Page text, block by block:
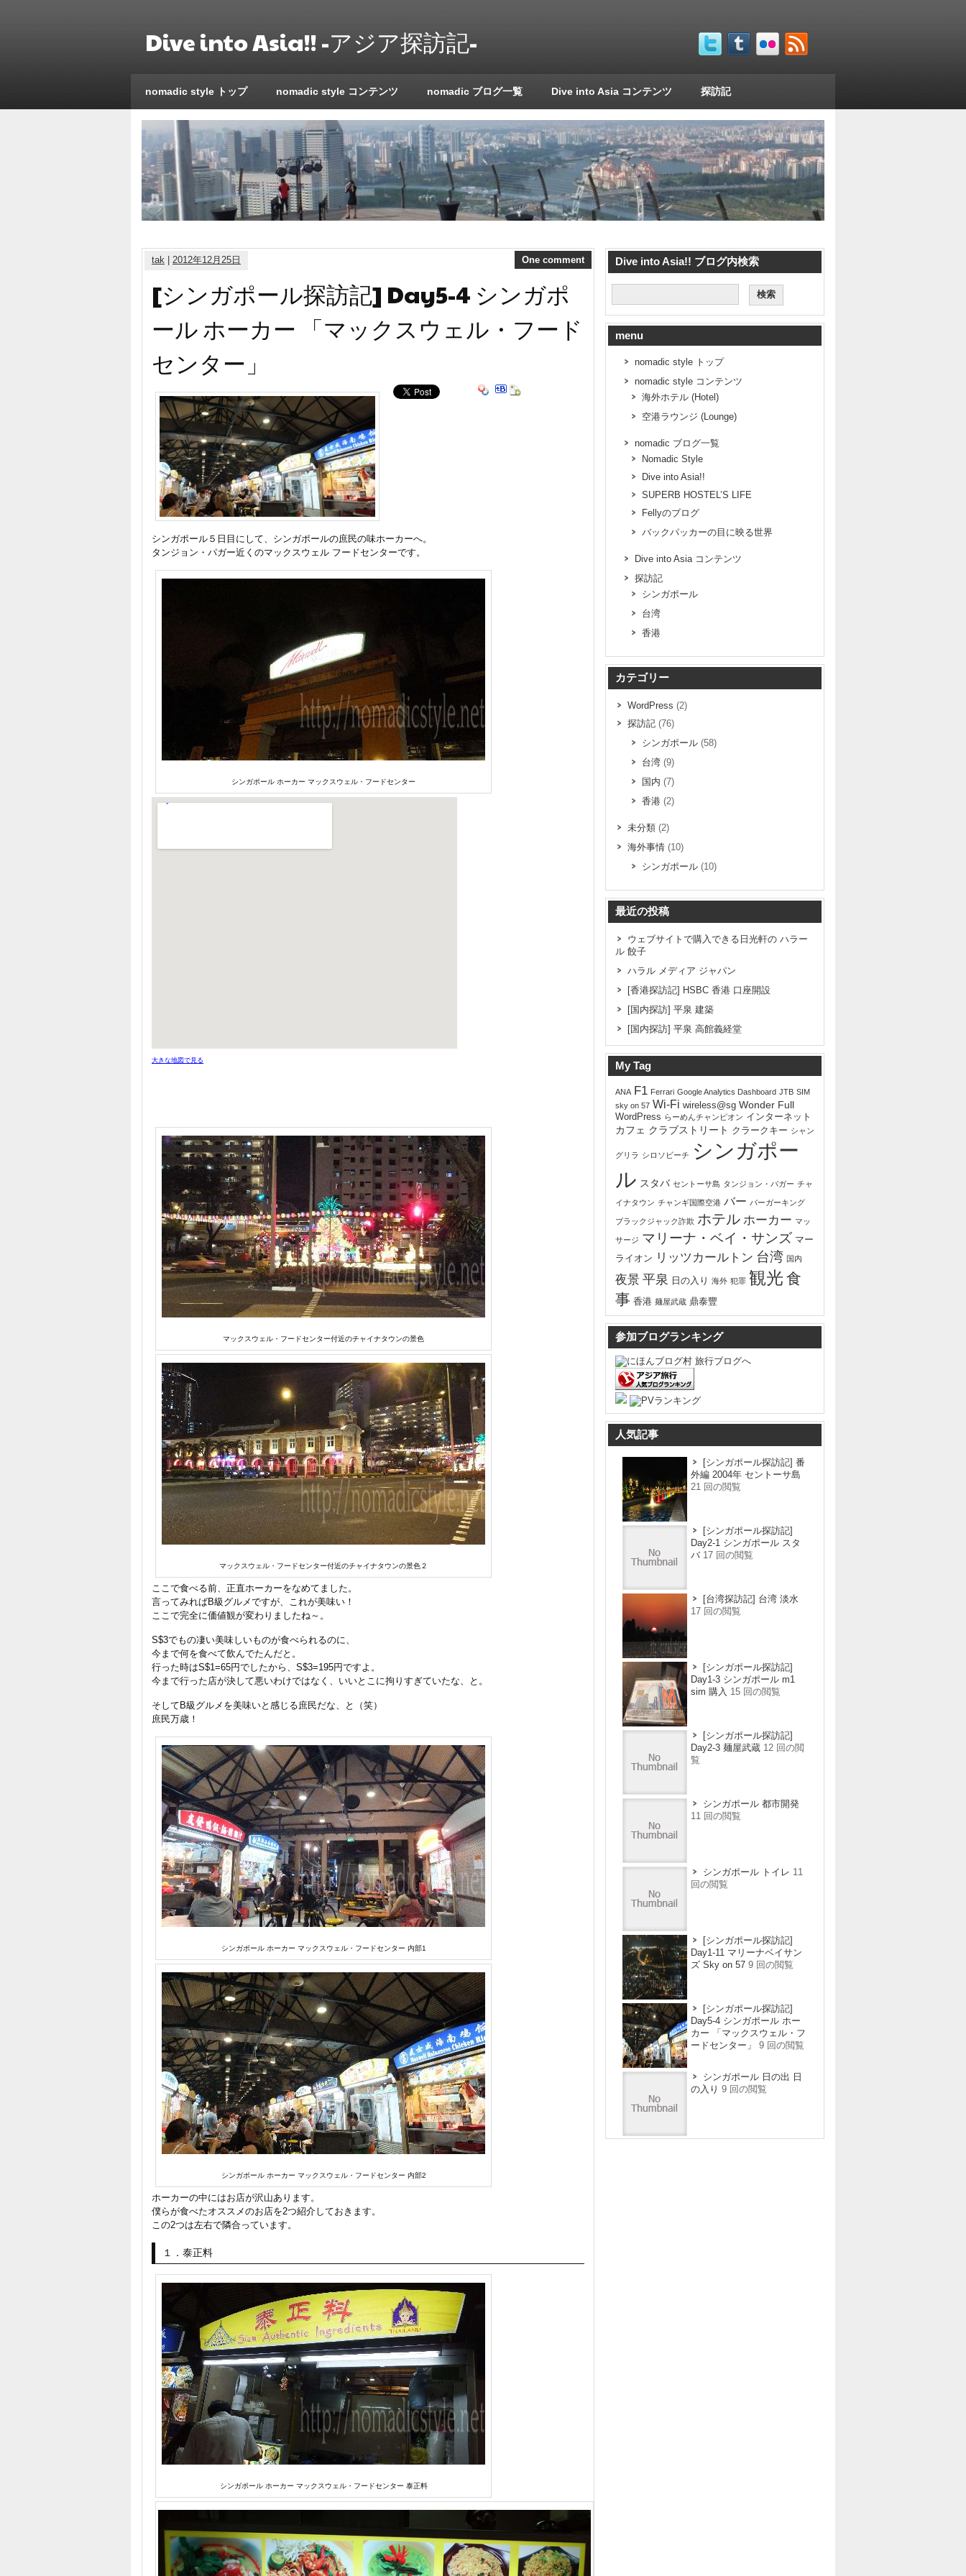
Dive into Asia!! -アジア探訪記-
nomadic style トップ nomadic style コンテンツ nomadic ブログ一覧 Dive into Asia コンテンツ 探訪記
tak 2012年12月25日 One comment
[シンガポール探訪記] Day5-4 シンガポ
ール ホーカー 「マックスウェル・フード
センター」
シンガポール５日目にして、シンガポールの庶民の味ホーカーへ。
タンジョン・パガー近くのマックスウェル フードセンターです。
シンガポール ホーカー マックスウェル・フードセンター
大きな地図で見る
マックスウェル・フードセンター付近のチャイナタウンの景色
マックスウェル・フードセンター付近のチャイナタウンの景色２
ここで食べる前、正直ホーカーをなめてました。
言ってみればB級グルメですが、これが美味い！
ここで完全に価値観が変わりましたね～。
S$3でもの凄い美味しいものが食べられるのに、
今まで何を食べて飲んでたんだと。
行った時はS$1=65円でしたから、S$3=195円ですよ。
今まで行った店が決して悪いわけではなく、いいとこに拘りすぎていたな、と。
そしてB級グルメを美味いと感じる庶民だな、と（笑）
庶民万歳！
シンガポール ホーカー マックスウェル・フードセンター 内部1
シンガポール ホーカー マックスウェル・フードセンター 内部2
ホーカーの中にはお店が沢山あります。
僕らが食べたオススメのお店を2つ紹介しておきます。
この2つは左右で隣合っています。
１．泰正料
シンガポール ホーカー マックスウェル・フードセンター 泰正料
Dive into Asia!! ブログ内検索
menu
nomadic style トップ
nomadic style コンテンツ
海外ホテル (Hotel)
空港ラウンジ (Lounge)
nomadic ブログ一覧
Nomadic Style
Dive into Asia!!
SUPERB HOSTEL’S LIFE
Fellyのブログ
バックパッカーの目に映る世界
Dive into Asia コンテンツ
探訪記
シンガポール
台湾
香港
カテゴリー
WordPress (2)
探訪記 (76)
シンガポール (58)
台湾 (9)
国内 (7)
香港 (2)
未分類 (2)
海外事情 (10)
シンガポール (10)
最近の投稿
ウェブサイトで購入できる日光軒の ハラー
ル 餃子
ハラル メディア ジャパン
[香港探訪記] HSBC 香港 口座開設
[国内探訪] 平泉 建築
[国内探訪] 平泉 高館義経堂
My Tag
ANA F1 Ferrari Google Analytics Dashboard JTB SIM
sky on 57 Wi-Fi wireless@sg Wonder Full
WordPress らーめんチャンピオン インターネット
カフェ クラブストリート クラークキー シャン
グリラ シロソビーチ
シンガポー
ル スタバ セントーサ島 タンジョン・パガー チャ
イナタウン チャンギ国際空港 バー バーガーキング
ブラックジャック詐欺 ホテル ホーカー マッ
サージ マリーナ・ベイ・サンズ マー
ライオン リッツカールトン 台湾 国内
夜景 平泉 日の入り 海外 犯罪 観光 食
事 香港 麺屋武蔵 鼎泰豐
参加ブログランキング
人気記事
[シンガポール探訪記] 番
外編 2004年 セントーサ島
21 回の閲覧
[シンガポール探訪記]
Day2-1 シンガポール スタ
バ 17 回の閲覧
[台湾探訪記] 台湾 淡水
17 回の閲覧
[シンガポール探訪記]
Day1-3 シンガポール m1
sim 購入 15 回の閲覧
[シンガポール探訪記]
Day2-3 麺屋武蔵 12 回の閲
覧
シンガポール 都市開発
11 回の閲覧
シンガポール トイレ 11
回の閲覧
[シンガポール探訪記]
Day1-11 マリーナベイサン
ズ Sky on 57 9 回の閲覧
[シンガポール探訪記]
Day5-4 シンガポール ホー
カー 「マックスウェル・フ
ードセンター」
9 回の閲覧
シンガポール 日の出 日
の入り 9 回の閲覧